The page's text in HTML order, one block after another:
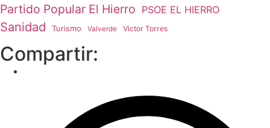
Partido Popular El Hierro PSOE EL HIERRO
Sanidad Turismo Valverde Victor Torres
Compartir: